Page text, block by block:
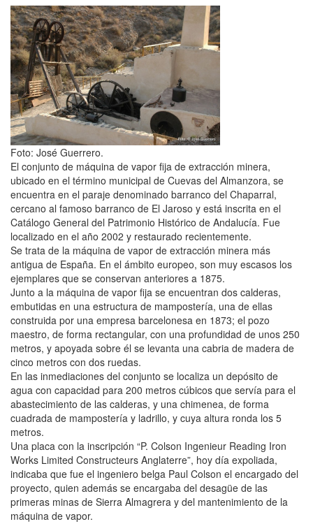
Foto: José Guerrero.
El conjunto de máquina de vapor fija de extracción minera,
ubicado en el término municipal de Cuevas del Almanzora, se
encuentra en el paraje denominado barranco del Chaparral,
cercano al famoso barranco de El Jaroso y está inscrita en el
Catálogo General del Patrimonio Histórico de Andalucía. Fue
localizado en el año 2002 y restaurado recientemente.
Se trata de la máquina de vapor de extracción minera más
antigua de España. En el ámbito europeo, son muy escasos los
ejemplares que se conservan anteriores a 1875.
Junto a la máquina de vapor fija se encuentran dos calderas,
embutidas en una estructura de mampostería, una de ellas
construida por una empresa barcelonesa en 1873; el pozo
maestro, de forma rectangular, con una profundidad de unos 250
metros, y apoyada sobre él se levanta una cabria de madera de
cinco metros con dos ruedas.
En las inmediaciones del conjunto se localiza un depósito de
agua con capacidad para 200 metros cúbicos que servía para el
abastecimiento de las calderas, y una chimenea, de forma
cuadrada de mampostería y ladrillo, y cuya altura ronda los 5
metros.
Una placa con la inscripción “P. Colson Ingenieur Reading Iron
Works Limited Constructeurs Anglaterre”, hoy día expoliada,
indicaba que fue el ingeniero belga Paul Colson el encargado del
proyecto, quien además se encargaba del desagüe de las
primeras minas de Sierra Almagrera y del mantenimiento de la
máquina de vapor.